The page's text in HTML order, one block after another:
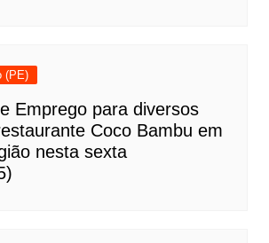
(PE)
Emprego para diversos
Coco Bambu em
nesta sexta